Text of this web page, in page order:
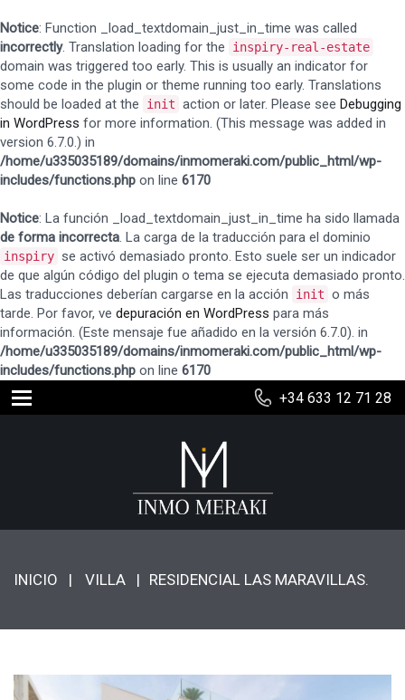
Notice: Function _load_textdomain_just_in_time was called
incorrectly. Translation loading for the inspiry-real-estate
domain was triggered too early. This is usually an indicator for
some code in the plugin or theme running too early. Translations
should be loaded at the
init action or later. Please see Debugging
in WordPress for more information. (This message was added in
version 6.7.0.) in
/home/u335035189/domains/inmomeraki.com/public_html/wp-
includes/functions.php on line 6170
Notice: La función _load_textdomain_just_in_time ha sido llamada
de forma incorrecta. La carga de la traducción para el dominio
inspiry se activó demasiado pronto. Esto suele ser un indicador
de que algún código del plugin o tema se ejecuta demasiado pronto.
Las traducciones deberían cargarse en la acción
init o más
tarde. Por favor, ve depuración en WordPress para más
información. (Este mensaje fue añadido en la versión 6.7.0). in
/home/u335035189/domains/inmomeraki.com/public_html/wp-
includes/functions.php on line 6170
+34 633 12 71 28
INICIO VILLA RESIDENCIAL LAS MARAVILLAS.